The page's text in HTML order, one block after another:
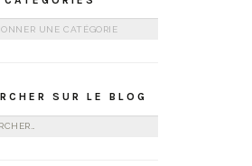
SUR LE BLOG
: